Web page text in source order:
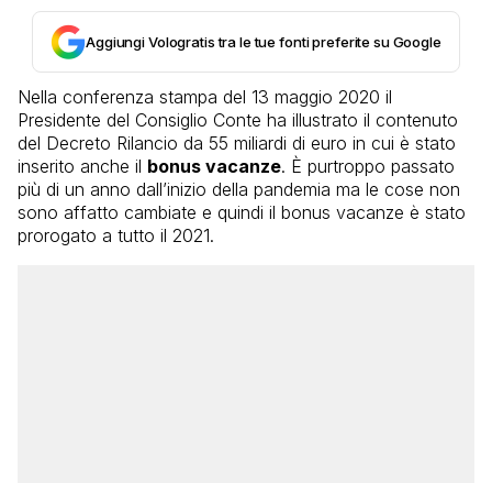
Aggiungi Vologratis tra le tue fonti preferite su Google
Nella conferenza stampa del 13 maggio 2020 il
Presidente del Consiglio Conte ha illustrato il contenuto
del Decreto Rilancio da 55 miliardi di euro in cui è stato
inserito anche il bonus vacanze. È purtroppo passato
più di un anno dall’inizio della pandemia ma le cose non
sono affatto cambiate e quindi il bonus vacanze è stato
prorogato a tutto il 2021.